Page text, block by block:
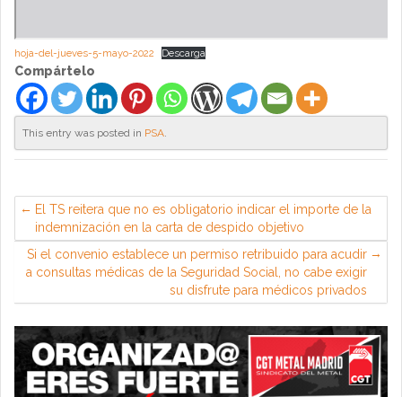
hoja-del-jueves-5-mayo-2022 Descarga
Compártelo
This entry was posted in PSA.
El TS reitera que no es obligatorio indicar el importe de la
indemnización en la carta de despido objetivo
Si el convenio establece un permiso retribuido para acudir
a consultas médicas de la Seguridad Social, no cabe exigir
su disfrute para médicos privados